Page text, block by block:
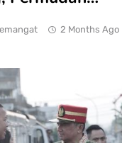
2 Months Ago